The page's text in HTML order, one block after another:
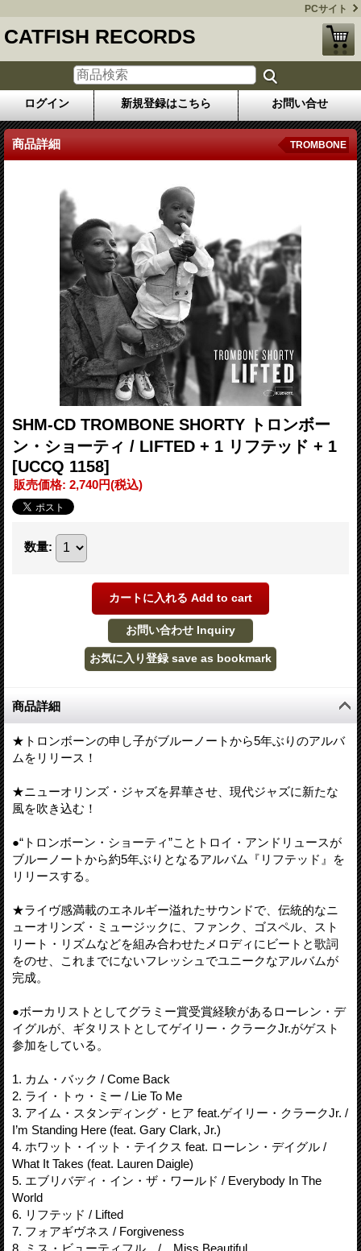
PCサイト
CATFISH RECORDS
ログイン 新規登録はこちら お問い合せ
商品詳細 TROMBONE
SHM-CD TROMBONE SHORTY トロンボー
ン・ショーティ / LIFTED + 1 リフテッド + 1
[UCCQ 1158]
販売価格: 2,740円(税込)
数量:
商品詳細
★トロンボーンの申し子がブルーノートから5年ぶりのアルバ
ムをリリース！
★ニューオリンズ・ジャズを昇華させ、現代ジャズに新たな
風を吹き込む！
●“トロンボーン・ショーティ”ことトロイ・アンドリュースが
ブルーノートから約5年ぶりとなるアルバム『リフテッド』を
リリースする。
★ライヴ感満載のエネルギー溢れたサウンドで、伝統的なニ
ューオリンズ・ミュージックに、ファンク、ゴスペル、スト
リート・リズムなどを組み合わせたメロディにビートと歌詞
をのせ、これまでにないフレッシュでユニークなアルバムが
完成。
●ボーカリストとしてグラミー賞受賞経験があるローレン・デ
イグルが、ギタリストとしてゲイリー・クラークJr.がゲスト
参加をしている。
1. カム・バック / Come Back
2. ライ・トゥ・ミー / Lie To Me
3. アイム・スタンディング・ヒア feat.ゲイリー・クラークJr. /
I’m Standing Here (feat. Gary Clark, Jr.)
4. ホワット・イット・テイクス feat. ローレン・デイグル /
What It Takes (feat. Lauren Daigle)
5. エブリバディ・イン・ザ・ワールド / Everybody In The
World
6. リフテッド / Lifted
7. フォアギヴネス / Forgiveness
8. ミス・ビューティフル / Miss Beautiful